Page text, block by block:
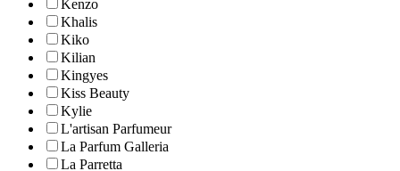
Kenzo
Khalis
Kiko
Kilian
Kingyes
Kiss Beauty
Kylie
L'artisan Parfumeur
La Parfum Galleria
La Parretta